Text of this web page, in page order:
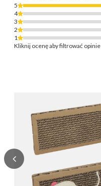
5
4
3
2
1
Kliknij ocenę aby filtrować opinie